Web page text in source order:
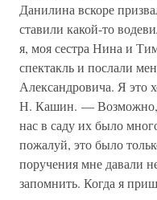
Данилина вскоре
ставили какой-то
я, моя сестра Нина и
спектакль и послали
Александровича. Я
Н. Кашин. — Возможно,
нас в саду их было
пожалуй, это было
поручения мне давали
запомнить. Когда я